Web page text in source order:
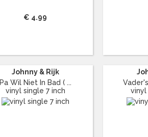
€ 4.99
Johnny & Rijk
Pa Wil Niet In Bad ( ...
vinyl single 7 inch
vinyl